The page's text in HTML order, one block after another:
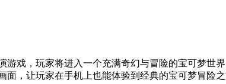
游戏，玩家将进入一个充满奇幻与冒险的宝可梦
，让玩家在手机上也能体验到经典的宝可梦冒险之